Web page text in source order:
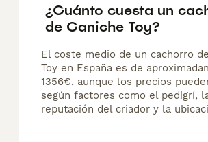
¿Cuánto cuesta un
de Caniche Toy?
El coste medio de un cachorro
Toy en España es de
1356€, aunque los precios
según factores como el pedigrí,
reputación del criador y la